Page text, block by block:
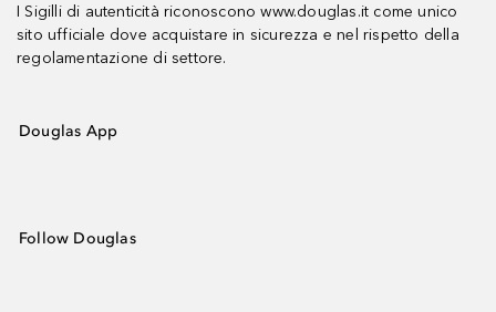
I Sigilli di autenticità riconoscono www.douglas.it come unico
sito ufficiale dove acquistare in sicurezza e nel rispetto della
regolamentazione di settore.
Douglas App
Follow Douglas